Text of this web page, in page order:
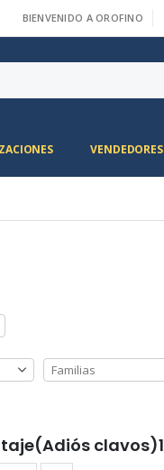
BIENVENIDO A OROFINO
VENDEDORES